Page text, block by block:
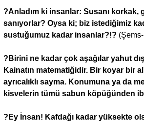
?Anladım ki insanlar: Susanı
sanıyorlar? Oysa ki; biz istediğimiz
sustuğumuz kadar insanlar?!?
?Birini ne kadar çok aşağılar yahut
Kainatın matematiğidir. Bir koyar bir
ayrıcalıklı sayma. Konumuna ya da
kisvelerin tümü sabun köpüğünden
?Ey İnsan! Kafdağı kadar yüksekte